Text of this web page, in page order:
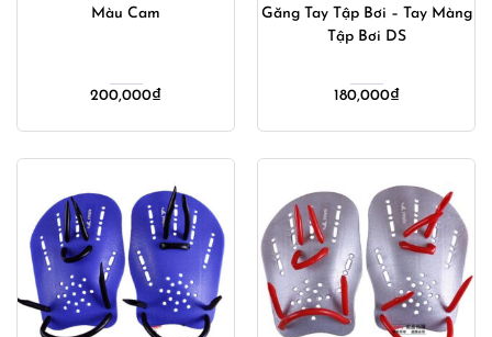
Màu Cam
200,000₫
Găng Tay Tập Bơi – Tay Màng
Tập Bơi DS
180,000₫